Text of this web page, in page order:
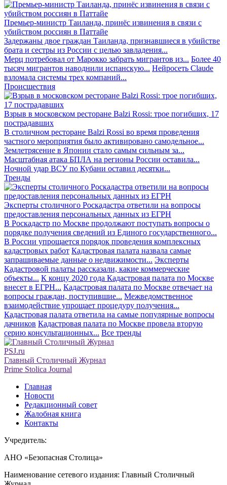
Премьер-министр Таиланда, принёс извинения в связи с
убийством россиян в Паттайе
Задержаны двое граждан Таиланда, признавшиеся в убийстве
брата и сестры из России с целью завладения...
Мерц потребовал от Марокко забрать мигрантов из... Более 40
тысяч мигрантов наводнили испанскую... Нейросеть Claude
взломала системы трех компаний...
Происшествия
Взрыв в московском ресторане Balzi Rossi: трое погибших, 17
пострадавших
В столичном ресторане Balzi Rossi во время проведения
частного мероприятия было активировано самодельное...
Землетрясение в Японии стало самым сильным за...
Масштабная атака БПЛА на регионы России оставила...
Ночной удар ВСУ по Кубани оставил десятки...
Тренды
Эксперты столичного Роскадастра ответили на вопросы
предоставления персональных данных из ЕГРН
В Роскадастр по Москве продолжают поступать вопросы о
порядке получения сведений из Единого государственного...
В России упрощается порядок проведения комплексных
кадастровых работ Кадастровая палата назвала самые
запрашиваемые данные о недвижимости... Эксперты
Кадастровой палаты рассказали, какие коммерческие
объекты... К концу 2020 года Кадастровая палата по Москве
внесет в ЕГРН... Кадастровая палата по Москве отвечает на
вопросы граждан, поступившие... Межведомственное
взаимодействие упрощает процедуру получения...
Кадастровая палата ответила на самые популярные вопросы
дачников Кадастровая палата по Москве провела вторую
серию консультационных... Все тренды
PSJ.ru
Главный Столичный Журнал
Prime Stolica Journal
Главная
Новости
Редакционный совет
Жалобная книга
Контакты
Учредитель:
АНО «Безопасная Столица»
Наименование сетевого издания: Главный Столичный